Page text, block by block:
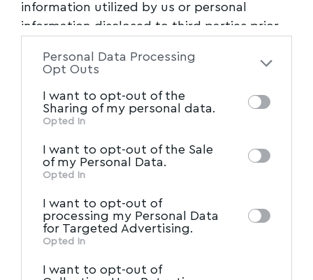
information utilized by us or personal
information disclosed to third parties prior
of the further disclosure of your personal
of downstream participants. This
information may also be disclosed by us to
Participantsthat may further disclose it to
other third parties.
Personal Data Processing
Opt Outs
I want to opt-out of the
Sharing of my personal data.
Opted In
I want to opt-out of the Sale
of my Personal Data.
Opted In
I want to opt-out of
processing my Personal Data
for Targeted Advertising.
Opted In
I want to opt-out of
υπό τη διεύθυνση του Γιώργου Φουντούλη.
Επίσης, στις 27 Αυγούστου θα τιμηθεί ο
Γαλλικός Οίκος SAVAREZ για τη σημαντική
συμβολή του στις παγκόσμιες
εκδηλώσεις Κιθάρας στον Βόλο, καθώς και η
Γαλλία για τη συνολική προσφορά της στην
Ολυμπιάδα Κιθάρας
και στην Παγκόσμια Πρωτεύουσα της
Κιθάρας.
Το Μετάλλιο της Παγκόσμιας Πρωτεύουσας